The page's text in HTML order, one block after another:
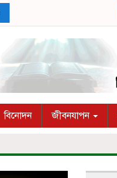
বিনোদন জীবনযাপন